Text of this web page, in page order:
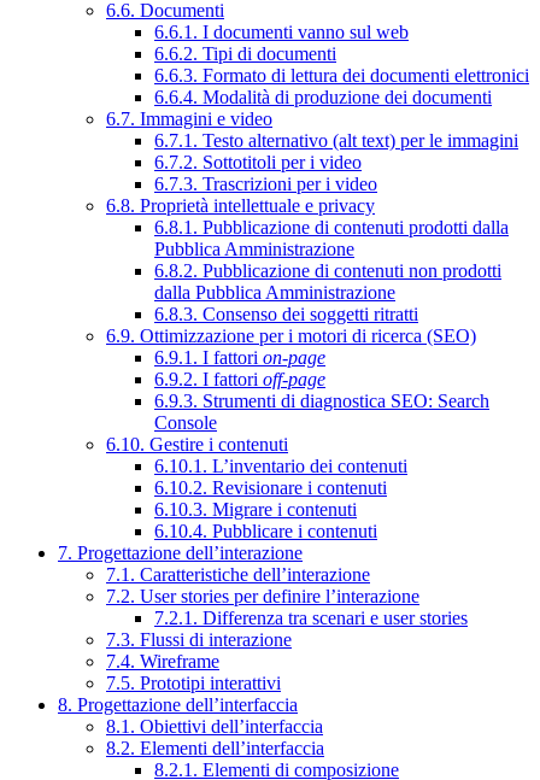
6.6. Documenti
6.6.1. I documenti vanno sul web
6.6.2. Tipi di documenti
6.6.3. Formato di lettura dei documenti elettronici
6.6.4. Modalità di produzione dei documenti
6.7. Immagini e video
6.7.1. Testo alternativo (alt text) per le immagini
6.7.2. Sottotitoli per i video
6.7.3. Trascrizioni per i video
6.8. Proprietà intellettuale e privacy
6.8.1. Pubblicazione di contenuti prodotti dalla
Pubblica Amministrazione
6.8.2. Pubblicazione di contenuti non prodotti
dalla Pubblica Amministrazione
6.8.3. Consenso dei soggetti ritratti
6.9. Ottimizzazione per i motori di ricerca (SEO)
6.9.1. I fattori on-page
6.9.2. I fattori off-page
6.9.3. Strumenti di diagnostica SEO: Search
Console
6.10. Gestire i contenuti
6.10.1. L’inventario dei contenuti
6.10.2. Revisionare i contenuti
6.10.3. Migrare i contenuti
6.10.4. Pubblicare i contenuti
7. Progettazione dell’interazione
7.1. Caratteristiche dell’interazione
7.2. User stories per definire l’interazione
7.2.1. Differenza tra scenari e user stories
7.3. Flussi di interazione
7.4. Wireframe
7.5. Prototipi interattivi
8. Progettazione dell’interfaccia
8.1. Obiettivi dell’interfaccia
8.2. Elementi dell’interfaccia
8.2.1. Elementi di composizione